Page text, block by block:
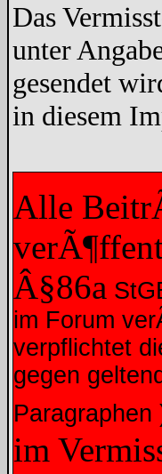
Das
unter
gesendet
in diesem
Alle
Â§86a
im Forum
verpflichtet
gegen
Paragraphen
im